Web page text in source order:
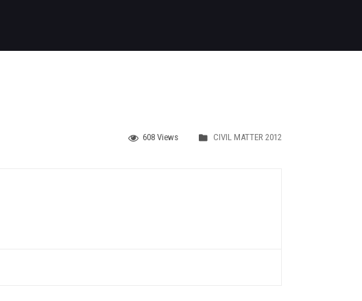
608 Views CIVIL MATTER 2012